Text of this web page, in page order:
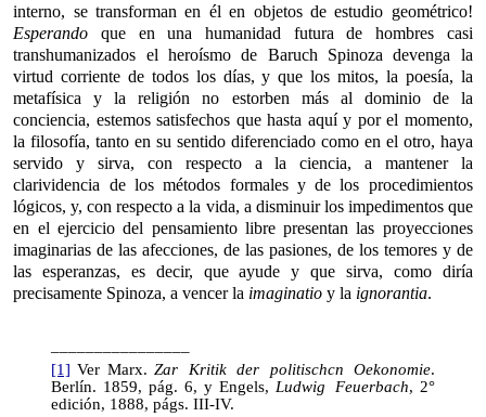
interno, se transforman en él en objetos de estudio geométrico!
Esperando que en una humanidad futura de hombres casi
transhumanizados el heroísmo de Baruch Spinoza devenga la
virtud corriente de todos los días, y que los mitos, la poesía, la
metafísica y la religión no estorben más al dominio de la
conciencia, estemos satisfechos que hasta aquí y por el momento,
la filosofía, tanto en su sentido diferenciado como en el otro, haya
servido y sirva, con respecto a la ciencia, a mantener la
clarividencia de los métodos formales y de los procedimientos
lógicos, y, con respecto a la vida, a disminuir los impedimentos que
en el ejercicio del pensamiento libre presentan las proyecciones
imaginarias de las afecciones, de las pasiones, de los temores y de
las esperanzas, es decir, que ayude y que sirva, como diría
precisamente Spinoza, a vencer la imaginatio y la ignorantia.
[1] Ver Marx.Zar Kritik der politischcn Oekonomie.
Berlín. 1859, pág. 6, y Engels, Ludwig Feuerbach, 2°
edición, 1888, págs. III-IV.